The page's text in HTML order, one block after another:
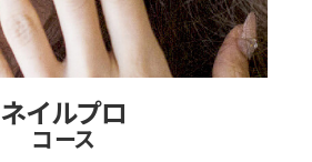
ネイルプロ
コース